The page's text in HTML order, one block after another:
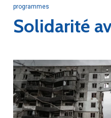
programmes
Solidarité